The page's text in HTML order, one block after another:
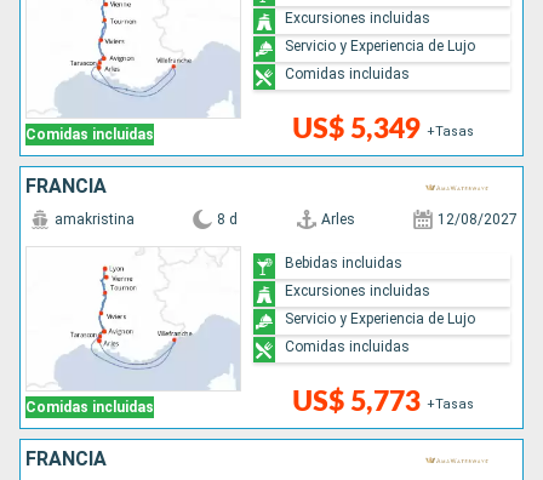
Comidas incluidas US$ 5,349 +Tasas
Excursiones incluidas
Servicio y Experiencia de Lujo
Comidas incluidas
FRANCIA
Comidas incluidas
amakristina 8 d Arles 12/08/2027
US$ 5,773 +Tasas
Bebidas incluidas
Excursiones incluidas
Servicio y Experiencia de Lujo
Comidas incluidas
FRANCIA